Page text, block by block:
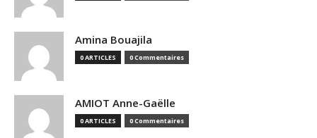
Amina Bouajila
0 ARTICLES 0 Commentaires
AMIOT Anne-Gaëlle
0 ARTICLES 0 Commentaires